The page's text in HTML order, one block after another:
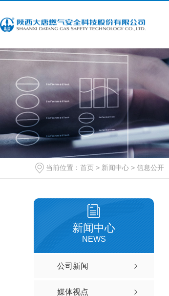
当前位置： 首页 > 新闻中心 > 信息公开
新闻中心
NEWS
公司新闻
媒体视点